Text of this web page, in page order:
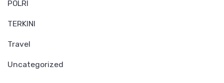
POLRI
TERKINI
Travel
Uncategorized